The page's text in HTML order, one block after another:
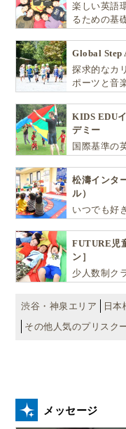
more questions
year). You reread
you read me your
good job of that
answers were
progressed well.
sentence
me) to see how
when you hold your
please continue to
both see that it is
have the clearest,
while. Excellent
today. Next week I
Adventure
today then you will
I hope it soon
get outside to play
Mrs. Oliver
ことばの習得は、毎
けど、ご家庭だけで
楽しい英語
るための基
Global Step
探求的なカ
ポーツと音
KIDS EDU
デミー
国際基準の
EDU（キッ
貫して学べ
松濤インタ
ル）
いつでも好
自ら進んで
FUTURE児
ン］
少人数制ク
渋谷・神泉エリア
日本
その他人気のプリスク
メッセージ